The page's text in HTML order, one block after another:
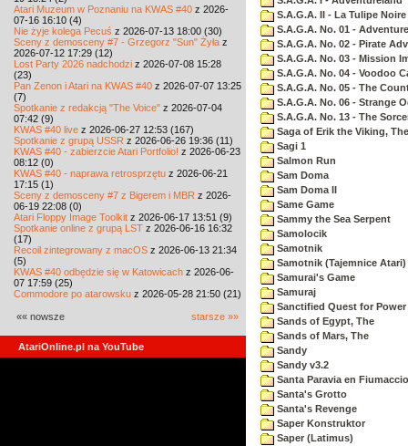
Atari Muzeum w Poznaniu na KWAS #40 z 2026-
07-16 16:10 (4)
Nie żyje kolega Pecuś z 2026-07-13 18:00 (30)
Sceny z demosceny #7 - Grzegorz "Sun" Żyła z
2026-07-12 17:29 (12)
Lost Party 2026 nadchodzi z 2026-07-08 15:28
(23)
Pan Zenon i Atari na KWAS #40 z 2026-07-07 13:25
(7)
Spotkanie z redakcją "The Voice" z 2026-07-04
07:42 (9)
KWAS #40 live z 2026-06-27 12:53 (167)
Spotkanie z grupą USSR z 2026-06-26 19:36 (11)
KWAS #40 - zabierzcie Atari Portfolio! z 2026-06-23
08:12 (0)
KWAS #40 - naprawa retrosprzętu z 2026-06-21
17:15 (1)
Sceny z demosceny #7 z Bigerem i MBR z 2026-
06-19 22:08 (0)
Atari Floppy Image Toolkit z 2026-06-17 13:51 (9)
Spotkanie online z grupą LST z 2026-06-16 16:32
(17)
Recoil zintegrowany z macOS z 2026-06-13 21:34
(5)
KWAS #40 odbędzie się w Katowicach z 2026-06-
07 17:59 (25)
Commodore po atarowsku z 2026-05-28 21:50 (21)
«« nowsze starsze »»
AtariOnline.pl na YouTube
S.A.G.A. II - La Tulipe Noire
S.A.G.A. No. 01 -
S.A.G.A. No. 02 - Pirate
S.A.G.A. No. 03 - Mission
S.A.G.A. No. 04 - Voodoo
S.A.G.A. No. 05 - The
S.A.G.A. No. 06 - Strange
S.A.G.A. No. 13 - The
Saga of Erik the Viking, The
Sagi 1
Salmon Run
Sam Doma
Sam Doma II
Same Game
Sammy the Sea Serpent
Samolocik
Samotnik
Samotnik (Tajemnice Atari)
Samurai's Game
Samuraj
Sanctified Quest for Power
Sands of Egypt, The
Sands of Mars, The
Sandy
Sandy v3.2
Santa Paravia en Fiumaccio
Santa's Grotto
Santa's Revenge
Saper Konstruktor
Saper (Latimus)